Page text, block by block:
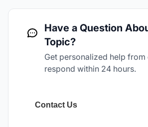
Have a Question
Topic?
Get personalized help from
respond within 24 hours.